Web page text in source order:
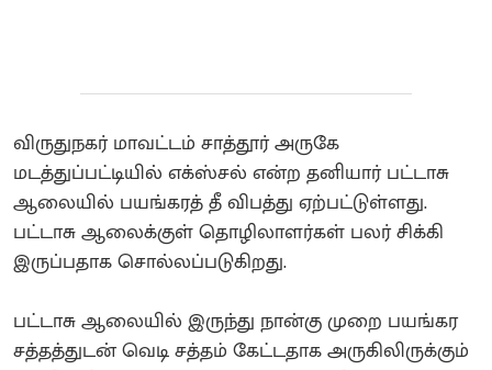
விருதுநகர் மாவட்டம் சாத்தூர் அருகே
மடத்துப்பட்டியில் எக்ஸ்சல் என்ற தனியார் பட்டாசு
ஆலையில் பயங்கரத் தீ விபத்து ஏற்பட்டுள்ளது.
பட்டாசு ஆலைக்குள் தொழிலாளர்கள் பலர் சிக்கி
இருப்பதாக சொல்லப்படுகிறது.
பட்டாசு ஆலையில் இருந்து நான்கு முறை பயங்கர
சத்தத்துடன் வெடி சத்தம் கேட்டதாக அருகிலிருக்கும்